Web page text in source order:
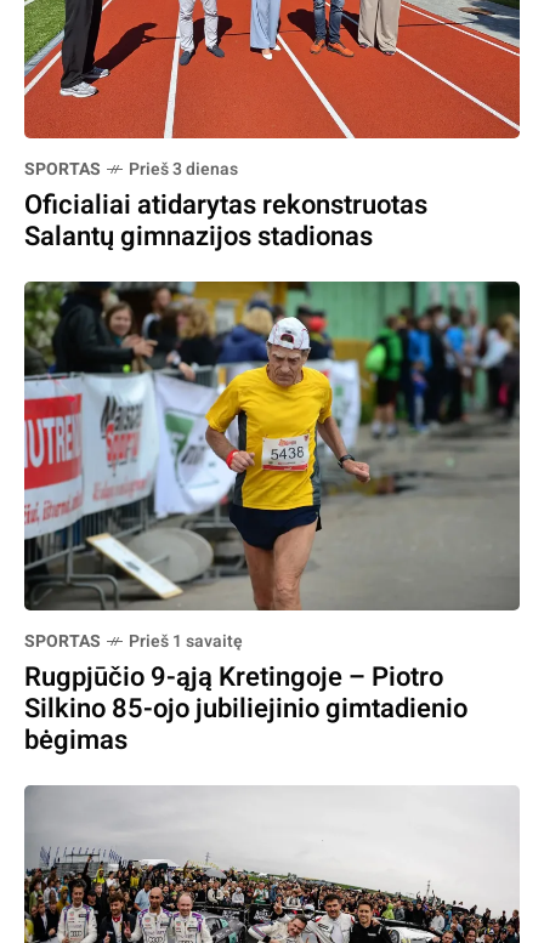
SPORTAS Prieš 3 dienas
Oficialiai atidarytas rekonstruotas
Salantų gimnazijos stadionas
SPORTAS Prieš 1 savaitę
Rugpjūčio 9-ąją Kretingoje – Piotro
Silkino 85-ojo jubiliejinio gimtadienio
bėgimas